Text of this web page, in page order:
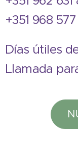
+351 968
Días útiles
Llamada